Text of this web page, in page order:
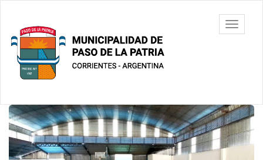
contenido
principal
Municipalidad
de Paso De
La Patria
barra
Contenido
principal